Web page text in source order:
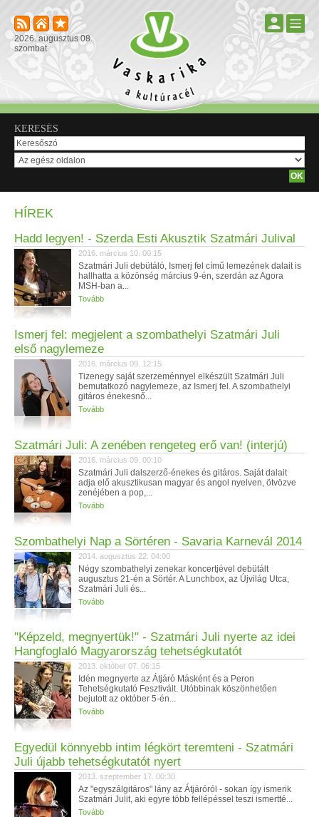
2026. augusztus 08.
szombat
KERESÉS
HÍREK
Hadd legyen! - Szerda Esti Akusztik Szatmári Julival
2016. március 10. 00:15
Szatmári Juli debütáló, Ismerj fel című lemezének dalait is
hallhatta a közönség március 9-én, szerdán az Agora
MSH-ban a...
Tovább
Ismerj fel: megjelent a szombathelyi Szatmári Juli
első nagylemeze
2016. március 09. 12:15
Tizenegy saját szerzeménnyel elkészült Szatmári Juli
bemutatkozó nagylemeze, az Ismerj fel. A szombathelyi
gitáros énekesnő...
Tovább
Szatmári Juli: A zenében rengeteg erő van! (interjú)
2016. március 09. 00:10
Szatmári Juli dalszerző-énekes és gitáros. Saját dalait
adja elő akusztikusan magyar és angol nyelven, ötvözve
zenéjében a pop,...
Tovább
Szombathelyi Nap a Sörtéren - Savaria Karnevál 2014
2014. augusztus 22. 04:00
Négy szombathelyi zenekar koncertjével debütált
augusztus 21-én a Sörtér. A Lunchbox, az Újvilág Utca,
Szatmári Juli és...
Tovább
"Képzeld, megnyertük!" - Szatmári Juli nyerte az idei
Hangfoglaló Magyarország tehetségkutatót
2013. október 07. 06:15
Idén megnyerte az Átjáró Másként és a Peron
Tehetségkutató Fesztivált. Utóbbinak köszönhetően
bejutott az október 5-én...
Tovább
Egyedül könnyebb intim légkört teremteni - Szatmári
Juli újabb tehetségkutatót nyert
2013. szeptember 17. 00:30
Az "egyszálgitáros" lány az Átjáróról - sokan így ismerik
Szatmári Julit, aki egyre több fellépéssel teszi ismertté...
Tovább